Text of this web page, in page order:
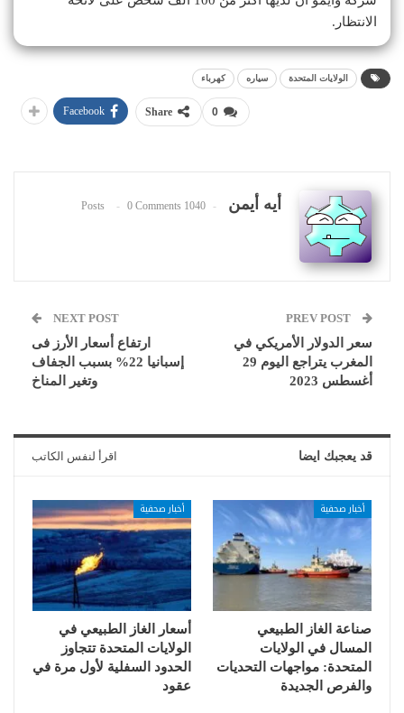
الانتظار.
الولايات المتحدة سياره كهرباء
0
Share
Facebook
أيه أيمن 1040 Posts
0 Comments
سعر الدولار الأمريكي في
المغرب يتراجع اليوم 29
أغسطس 2023
NEXT POST
ارتفاع أسعار الأرز فى
إسبانيا 22% بسبب الجفاف
وتغير المناخ
قد يعجبك ايضا اقرأ لنفس الكاتب
أخبار صحفية
صناعة الغاز الطبيعي
المسال في الولايات
المتحدة: مواجهات التحديات
والفرص الجديدة
أخبار صحفية
أسعار الغاز الطبيعي في
الولايات المتحدة تتجاوز
الحدود السفلية لأول مرة في
عقود